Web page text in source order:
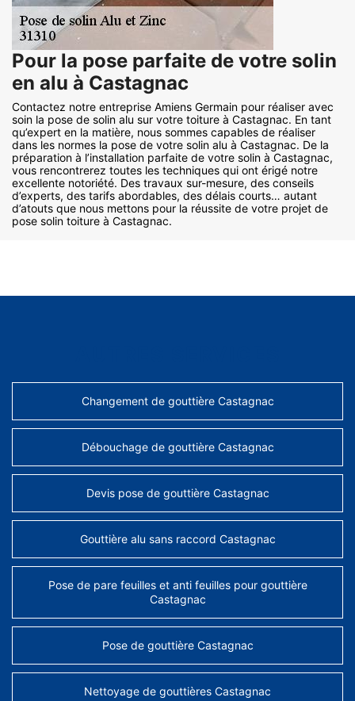
Pour la pose parfaite de votre solin
en alu à Castagnac
Contactez notre entreprise Amiens Germain pour réaliser avec
soin la pose de solin alu sur votre toiture à Castagnac. En tant
qu’expert en la matière, nous sommes capables de réaliser
dans les normes la pose de votre solin alu à Castagnac. De la
préparation à l’installation parfaite de votre solin à Castagnac,
vous rencontrerez toutes les techniques qui ont érigé notre
excellente notoriété. Des travaux sur-mesure, des conseils
d’experts, des tarifs abordables, des délais courts… autant
d’atouts que nous mettons pour la réussite de votre projet de
pose solin toiture à Castagnac.
Changement de gouttière Castagnac
Débouchage de gouttière Castagnac
Devis pose de gouttière Castagnac
Gouttière alu sans raccord Castagnac
Pose de pare feuilles et anti feuilles pour gouttière
Castagnac
Pose de gouttière Castagnac
Nettoyage de gouttières Castagnac